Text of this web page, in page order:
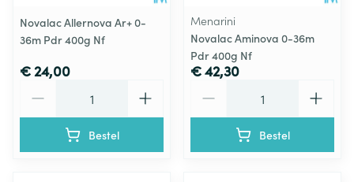
Novalac Allernova Ar+ 0-
36m Pdr 400g Nf
€ 24,00
Bestel
Menarini
Novalac Aminova 0-36m
Pdr 400g Nf
€ 42,30
Bestel